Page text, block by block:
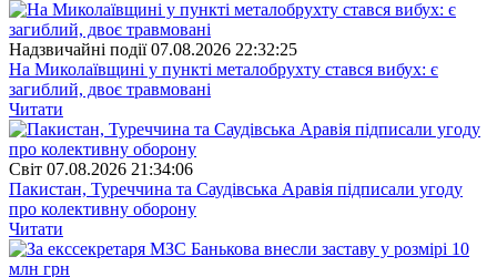
Надзвичайні події 07.08.2026 22:32:25
На Миколаївщині у пункті металобрухту стався вибух: є
загиблий, двоє травмовані
Читати
Свiт 07.08.2026 21:34:06
Пакистан, Туреччина та Саудівська Аравія підписали угоду
про колективну оборону
Читати